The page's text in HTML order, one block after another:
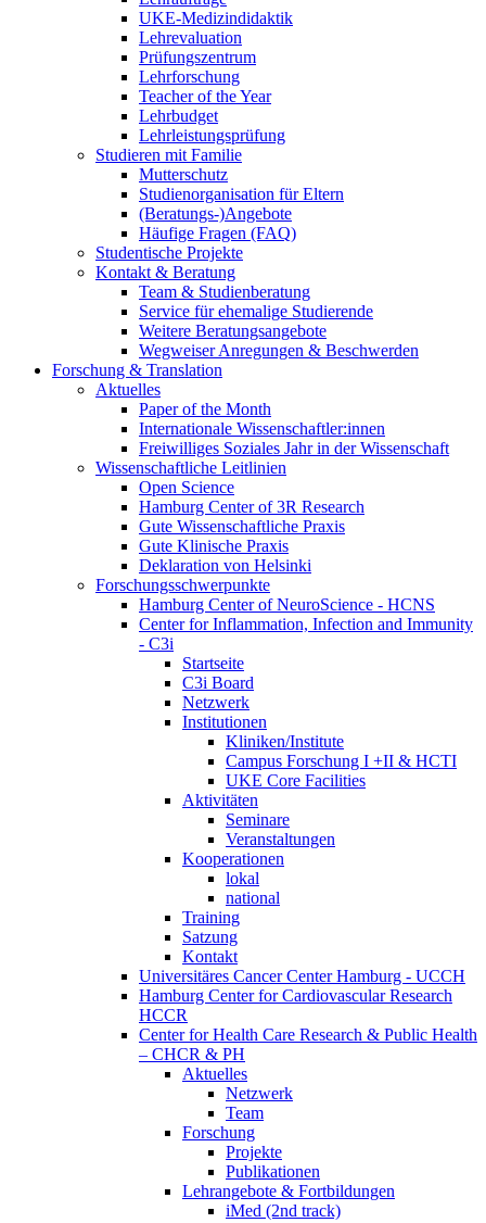
UKE-Medizindidaktik
Lehrevaluation
Prüfungszentrum
Lehrforschung
Teacher of the Year
Lehrbudget
Lehrleistungsprüfung
Studieren mit Familie
Mutterschutz
Studienorganisation für Eltern
(Beratungs-)Angebote
Häufige Fragen (FAQ)
Studentische Projekte
Kontakt & Beratung
Team & Studienberatung
Service für ehemalige Studierende
Weitere Beratungsangebote
Wegweiser Anregungen & Beschwerden
Forschung & Translation
Aktuelles
Paper of the Month
Internationale Wissenschaftler:innen
Freiwilliges Soziales Jahr in der Wissenschaft
Wissenschaftliche Leitlinien
Open Science
Hamburg Center of 3R Research
Gute Wissenschaftliche Praxis
Gute Klinische Praxis
Deklaration von Helsinki
Forschungsschwerpunkte
Hamburg Center of NeuroScience - HCNS
Center for Inflammation, Infection and Immunity
- C3i
Startseite
C3i Board
Netzwerk
Institutionen
Kliniken/Institute
Campus Forschung I +II & HCTI
UKE Core Facilities
Aktivitäten
Seminare
Veranstaltungen
Kooperationen
lokal
national
Training
Satzung
Kontakt
Universitäres Cancer Center Hamburg - UCCH
Hamburg Center for Cardiovascular Research
HCCR
Center for Health Care Research & Public Health
– CHCR & PH
Aktuelles
Netzwerk
Team
Forschung
Projekte
Publikationen
Lehrangebote & Fortbildungen
iMed (2nd track)